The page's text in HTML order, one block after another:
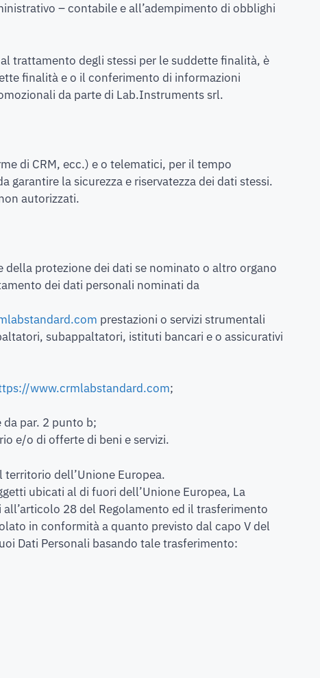
– contabile e all’adempimento di obblighi
trattamento degli stessi per le suddette finalità, è
finalità e o il conferimento di informazioni
da parte di Lab.Instruments srl.
di CRM, ecc.) e o telematici, per il tempo
la sicurezza e riservatezza dei dati stessi.
autorizzati.
protezione dei dati se nominato o altro organo
dei dati personali nominati da
prestazioni o servizi strumentali
subappaltatori, istituti bancari e o assicurativi
www.crmlabstandard.com;
par. 2 punto b;
e/o di offerte di beni e servizi.
dell’Unione Europea.
ubicati al di fuori dell’Unione Europea, La
28 del Regolamento ed il trasferimento
in conformità a quanto previsto dal capo V del
Dati Personali basando tale trasferimento: